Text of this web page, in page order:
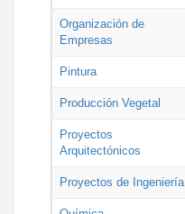
Organización de
Empresas
Pintura
Producción Vegetal
Proyectos
Arquitectónicos
Proyectos de Ingeniería